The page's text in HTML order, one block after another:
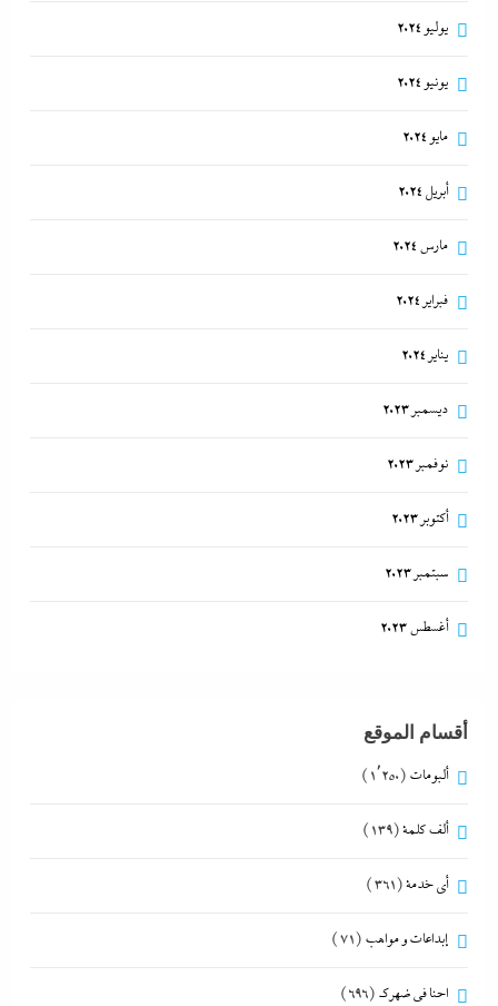
يوليو 2024
يونيو 2024
مايو 2024
أبريل 2024
مارس 2024
فبراير 2024
يناير 2024
ديسمبر 2023
نوفمبر 2023
أكتوبر 2023
سبتمبر 2023
أغسطس 2023
أقسام الموقع
ألبومات (1٬250)
ألف كلمة(139)
أي خدمة(361)
إبداعات و مواهب (71)
احنا في ضهرك (696)